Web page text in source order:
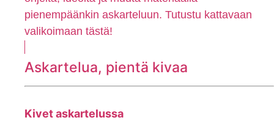
pienempäänkin askarteluun. Tutustu kattavaan
valikoimaan tästä!
Askartelua, pientä kivaa
Kivet askartelussa